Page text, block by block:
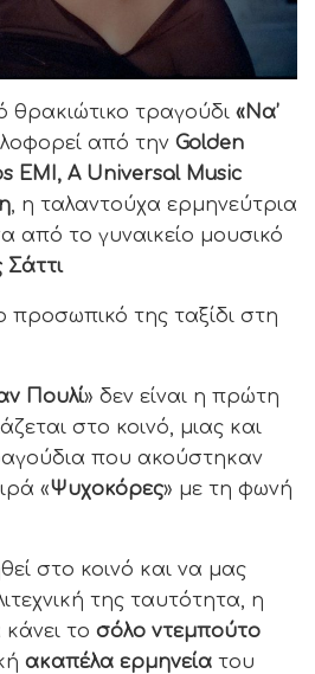
τραγούδι «Να’
από την Golden
EMI, A Universal Music
, η ταλαντούχα ερμηνεύτρια
από το γυναικείο μουσικό
προσωπικό της ταξίδι στη
Πουλί» δεν είναι η πρώτη
στο κοινό, μιας και
που ακούστηκαν
«Ψυχοκόρες» με τη φωνή
στο κοινό και να μας
της ταυτότητα, η
κάνει το σόλο ντεμπούτο
ακαπέλα ερμηνεία του